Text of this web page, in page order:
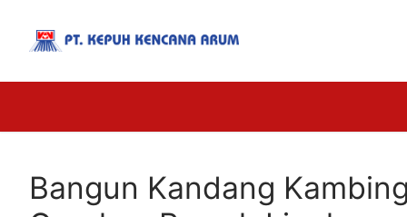
Bangun Kandang